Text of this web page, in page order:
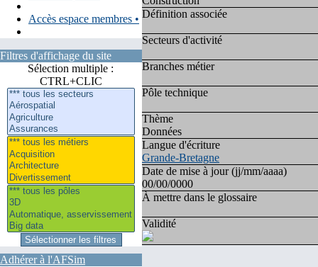
Accès espace membres •
Filtres d'affichage du site
Sélection multiple :
CTRL+CLIC
Adhérer à l'AFSim
Définition associée
Secteurs d'activité
Branches métier
Pôle technique
Thème
Données
Langue d'écriture
Grande-Bretagne
Date de mise à jour (jj/mm/aaaa)
00/00/0000
À mettre dans le glossaire
Validité